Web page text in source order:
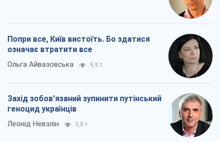
Попри все, Київ вистоїть. Бо здатися
означає втратити все
Ольга Айвазовська 9,9 т.
Захід зобов'язаний зупинити путінський
геноцид українців
Леонід Невзлін 3,0 т.